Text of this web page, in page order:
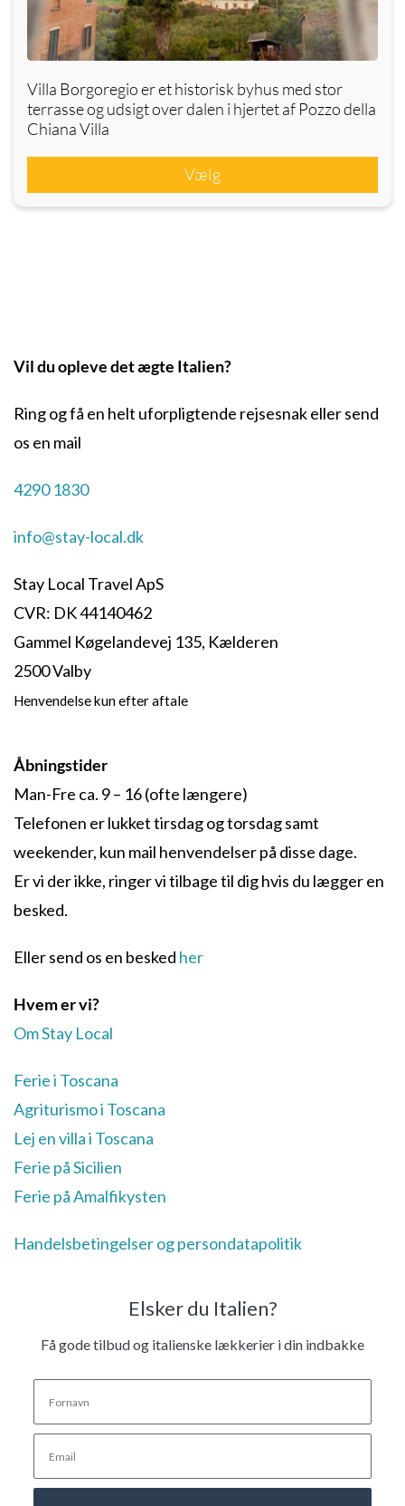
Villa Borgoregio er et historisk byhus med stor
terrasse og udsigt over dalen i hjertet af Pozzo della
Chiana Villa
Vælg
Vil du opleve det ægte Italien?
Ring og få en helt uforpligtende rejsesnak eller send
os en mail
4290 1830
info@stay-local.dk
Stay Local Travel ApS
CVR: DK 44140462
Gammel Køgelandevej 135, Kælderen
2500 Valby
Henvendelse kun efter aftale
Åbningstider
Man-Fre ca. 9 – 16 (ofte længere)
Telefonen er lukket tirsdag og torsdag samt
weekender, kun mail henvendelser på disse dage.
Er vi der ikke, ringer vi tilbage til dig hvis du lægger en
besked.
Eller send os en besked her
Hvem er vi?
Om Stay Local
Ferie i Toscana
Agriturismo i Toscana
Lej en villa i Toscana
Ferie på Sicilien
Ferie på Amalfikysten
Handelsbetingelser og persondatapolitik
Elsker du Italien?
Få gode tilbud og italienske lækkerier i din indbakke